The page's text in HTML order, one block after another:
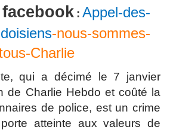
facebook : Appel-des-
-nous-sommes-
Charlie
qui a décimé le 7 janvier
de Charlie Hebdo et coûté la
de police, est un crime
atteinte aux valeurs de